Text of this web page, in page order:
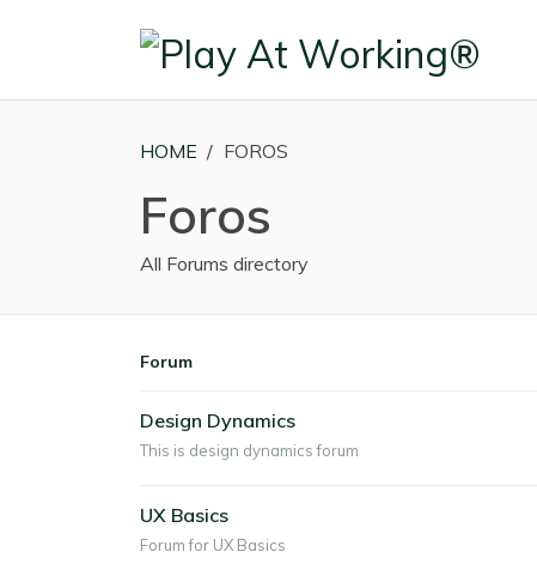
HOME FOROS
Foros
All Forums directory
Forum
Design Dynamics
This is design dynamics forum
UX Basics
Forum for UX Basics